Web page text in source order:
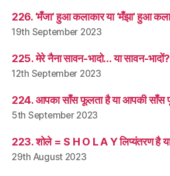
226. ‘मँजा’ हुआ कलाकार या ‘मँझा’ हुआ
19th September 2023
225. मेरे नैना सावन-भादो… या सावन-भादों?
12th September 2023
224. आपका साँस फूलता है या आपकी साँस
5th September 2023
223. शोले = S H O L A Y लिप्यंतरण है या
29th August 2023